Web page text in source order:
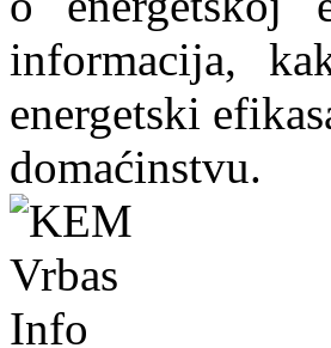
informacija,
energetski
domaćinstvu.